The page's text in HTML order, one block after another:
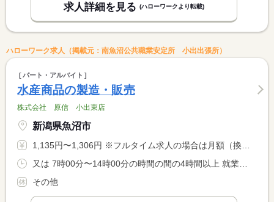
求人詳細を見る (ハローワークより転載)
ハローワーク求人（掲載元：南魚沼公共職業安定所 小出出張所）
パート・アルバイト
水産商品の製造・販売
株式会社 原信 小出東店
新潟県魚沼市
1,135円〜1,306円 ※フルタイム求人の場合は月額（換算額）、パート求人の場合は時間額を表示しています。
又は 7時00分〜14時00分の時間の間の4時間以上 就業時間に関する特記事項 就業時間は要相談可
その他